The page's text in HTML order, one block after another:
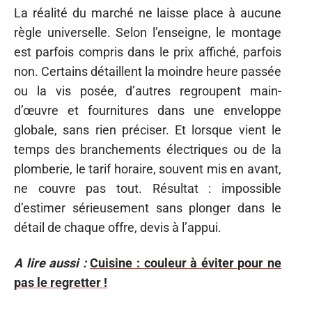
La réalité du marché ne laisse place à aucune
règle universelle. Selon l’enseigne, le montage
est parfois compris dans le prix affiché, parfois
non. Certains détaillent la moindre heure passée
ou la vis posée, d’autres regroupent main-
d’œuvre et fournitures dans une enveloppe
globale, sans rien préciser. Et lorsque vient le
temps des branchements électriques ou de la
plomberie, le tarif horaire, souvent mis en avant,
ne couvre pas tout. Résultat : impossible
d’estimer sérieusement sans plonger dans le
détail de chaque offre, devis à l’appui.
A lire aussi : Cuisine : couleur à éviter pour ne
pas le regretter !